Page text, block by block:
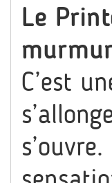
Le
C’est
s’ouvre.